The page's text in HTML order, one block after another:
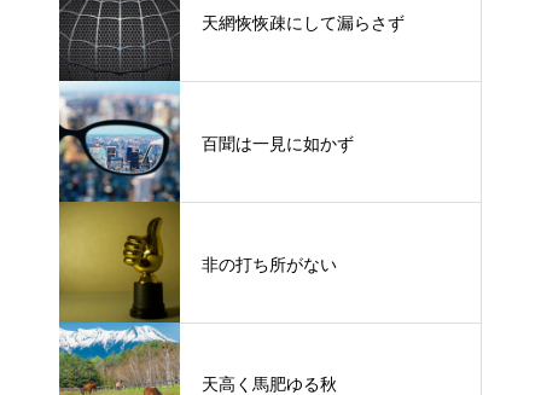
天網恢恢疎にして漏らさず
百聞は一見に如かず
非の打ち所がない
天高く馬肥ゆる秋